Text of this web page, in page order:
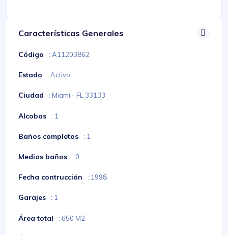
Características Generales
Código : A11203862
Estado : Activo
Ciudad : Miami - FL 33133
Alcobas : 1
Baños completos : 1
Medios baños : 0
Fecha contrucción : 1998
Garajes : 1
Área total : 650 M2